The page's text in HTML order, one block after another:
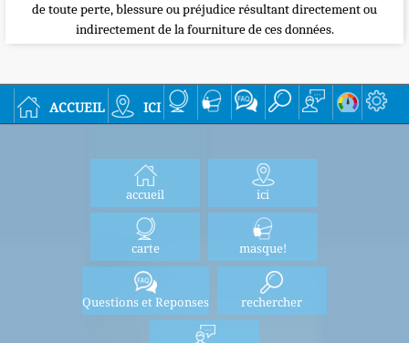
de toute perte, blessure ou préjudice résultant directement ou
indirectement de la fourniture de ces données.
accueil ici
accueil ici
carte masque!
Questions et Reponses rechercher